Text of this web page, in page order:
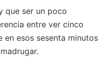
que ser un poco
entre ver cinco
esos sesenta minutos